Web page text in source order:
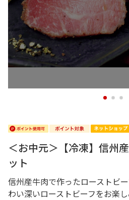
1 2 3
＜お中元＞【冷凍】信州
ット
信州産牛肉で作ったローストビ
わい深いローストビーフをお楽し